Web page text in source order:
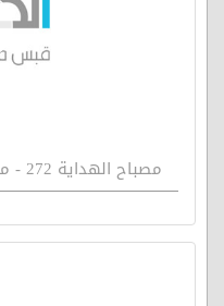
مصباح الهداية 272 - مسائل مختلفة حول الصبر